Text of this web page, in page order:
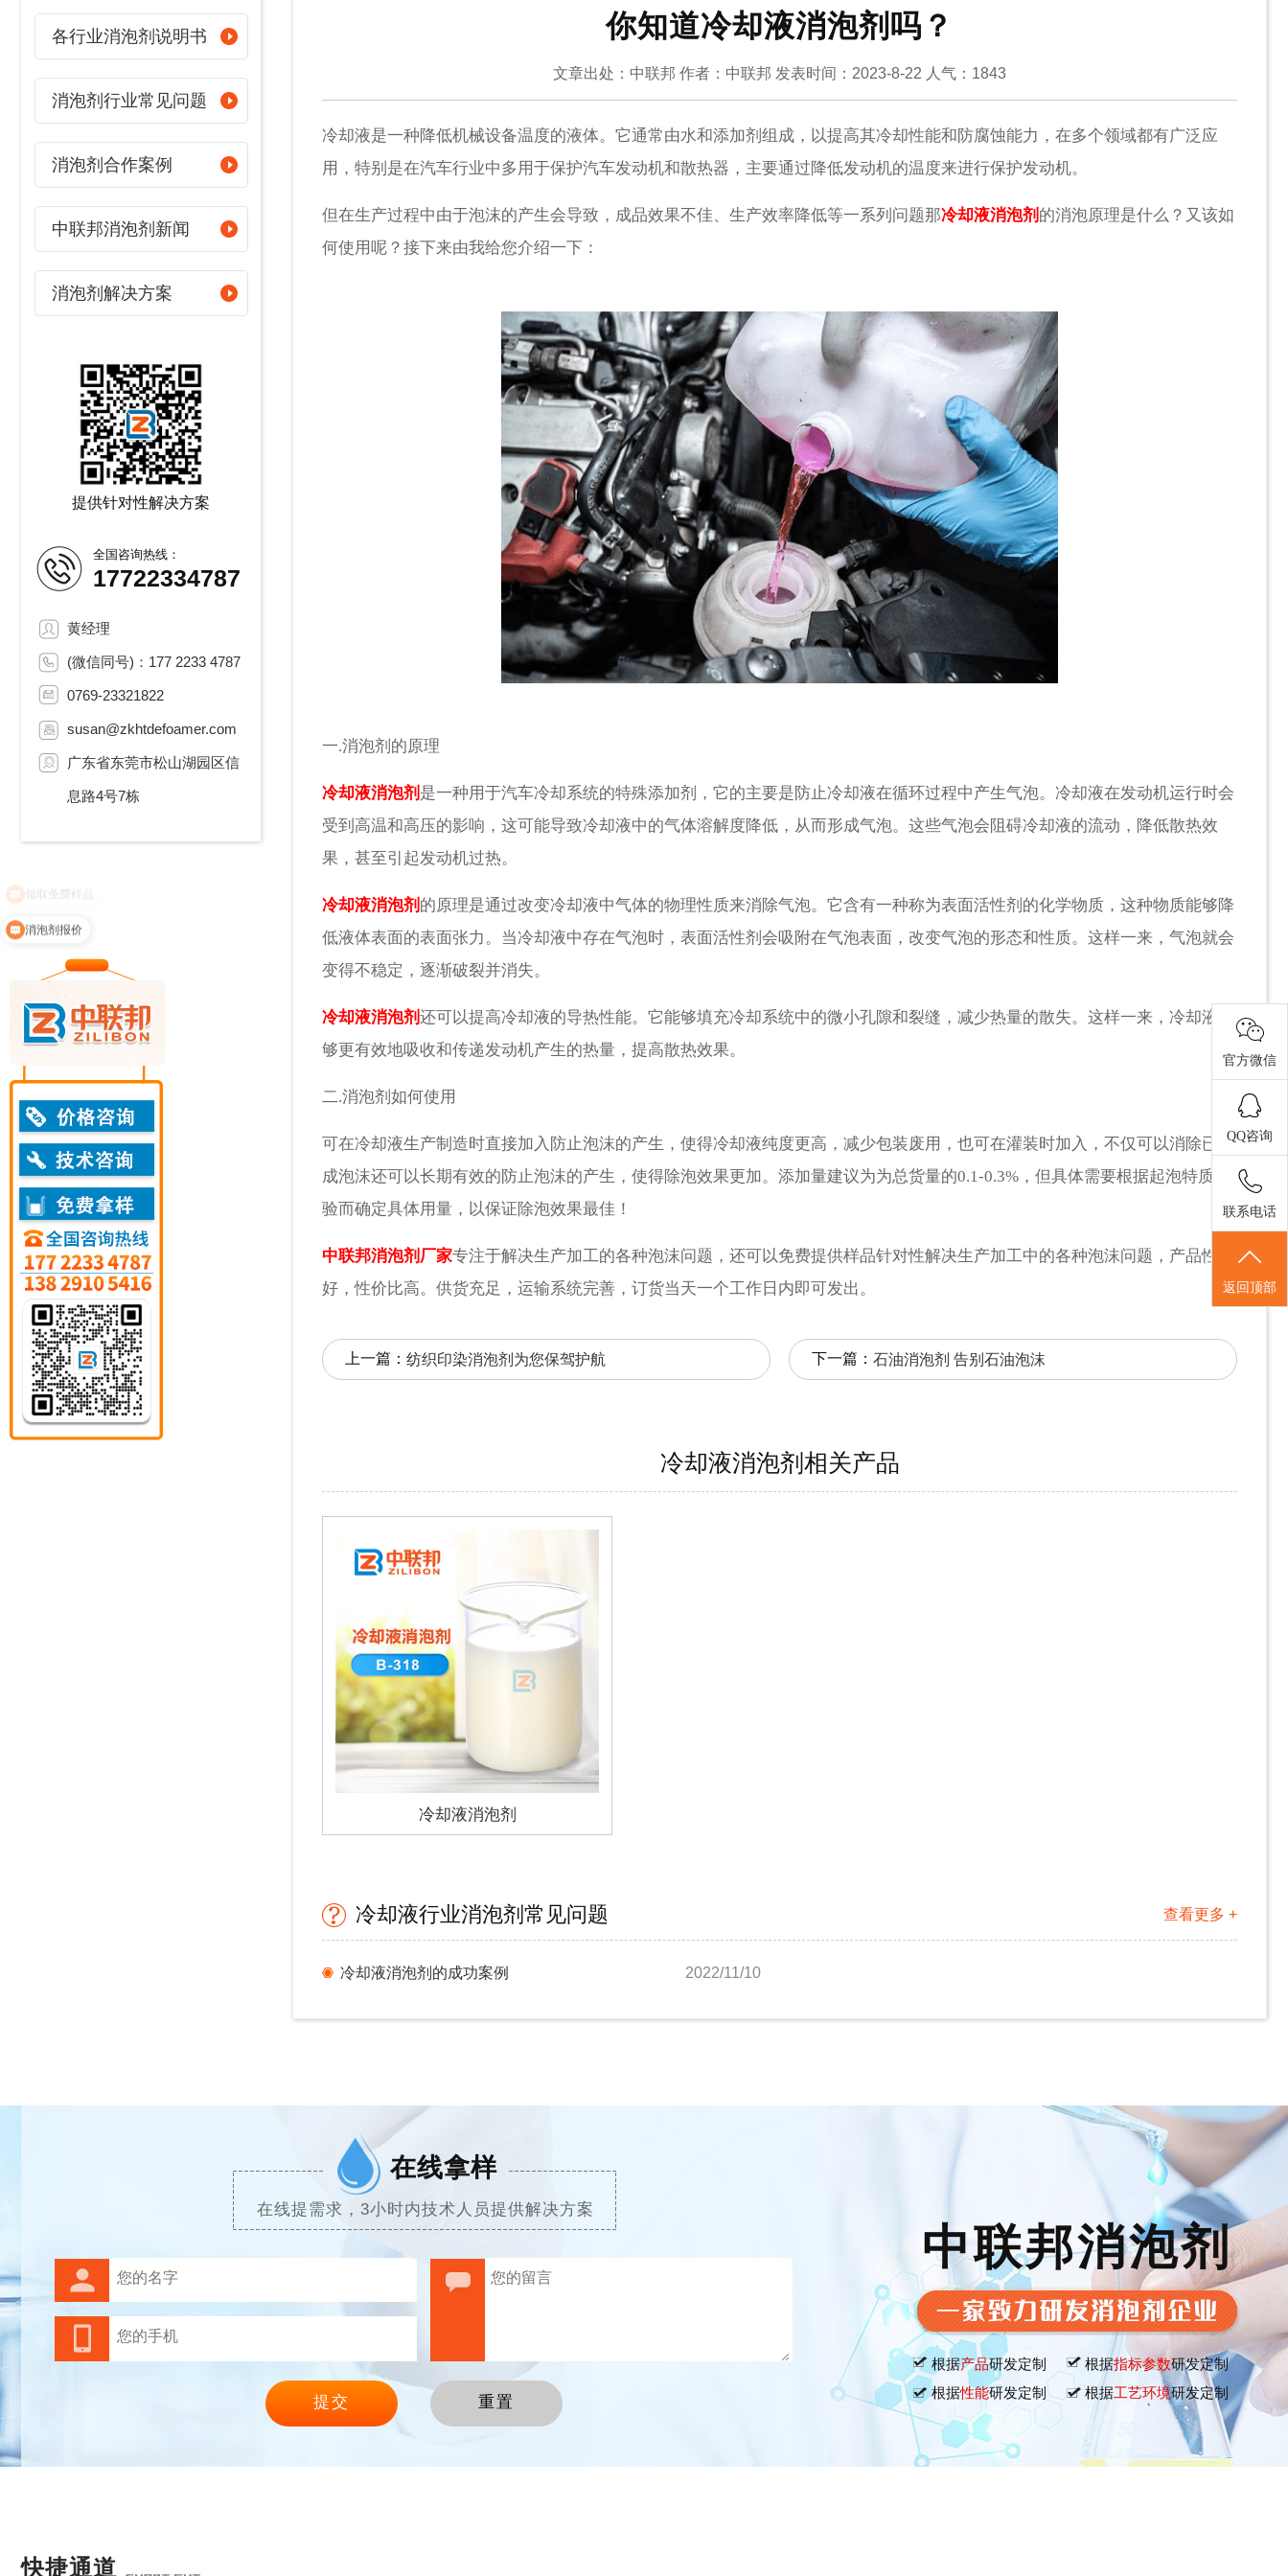
各行业消泡剂说明书
消泡剂行业常见问题
消泡剂合作案例
中联邦消泡剂新闻
消泡剂解决方案
提供针对性解决方案
全国咨询热线：
17722334787
黄经理
(微信同号)：177 2233 4787
0769-23321822
susan@zkhtdefoamer.com
广东省东莞市松山湖园区信
息路4号7栋
你知道冷却液消泡剂吗？
文章出处：中联邦 作者：中联邦 发表时间：2023-8-22 人气： 1843
冷却液是一种降低机械设备温度的液体。它通常由水和添加剂组成，以提高其冷却性能和防腐蚀能力，在多个领域都有广泛应
用，特别是在汽车行业中多用于保护汽车发动机和散热器，主要通过降低发动机的温度来进行保护发动机。
但在生产过程中由于泡沫的产生会导致，成品效果不佳、生产效率降低等一系列问题那冷却液消泡剂 的消泡原理是什么？又该如
何使用呢？接下来由我给您介绍一下：
一.消泡剂的原理
冷却液消泡剂 是一种用于汽车冷却系统的特殊添加剂，它的主要是防止冷却液在循环过程中产生气泡。冷却液在发动机运行时会
受到高温和高压的影响，这可能导致冷却液中的气体溶解度降低，从而形成气泡。这些气泡会阻碍冷却液的流动，降低散热效
果，甚至引起发动机过热。
冷却液消泡剂 的原理是通过改变冷却液中气体的物理性质来消除气泡。它含有一种称为表面活性剂的化学物质，这种物质能够降
低液体表面的表面张力。当冷却液中存在气泡时，表面活性剂会吸附在气泡表面，改变气泡的形态和性质。这样一来，气泡就会
变得不稳定，逐渐破裂并消失。
冷却液消泡剂还可以提高冷却液的导热性能。它能够填充冷却系统中的微小孔隙和裂缝，减少热量的散失。这样一来，冷却液能
够更有效地吸收和传递发动机产生的热量，提高散热效果。
二.消泡剂如何使用
可在冷却液生产制造时直接加入防止泡沫的产生，使得冷却液纯度更高，减少包装废用，也可在灌装时加入，不仅可以消除已形
成泡沫还可以长期有效的防止泡沫的产生，使得除泡效果更加。添加量建议为为总货量的0.1-0.3%，但具体需要根据起泡特质试
验而确定具体用量，以保证除泡效果最佳！
中联邦消泡剂厂家专注于解决生产加工的各种泡沫问题，还可以免费提供样品针对性解决生产加工中的各种泡沫问题，产品性能
好，性价比高。供货充足，运输系统完善，订货当天一个工作日内即可发出。
上一篇： 纺织印染消泡剂为您保驾护航 下一篇： 石油消泡剂 告别石油泡沫
冷却液消泡剂相关产品
冷却液消泡剂
冷却液行业消泡剂常见问题 查看更多 +
冷却液消泡剂的成功案例 2022/11/10
在线拿样
在线提需求，3小时内技术人员提供解决方案
中联邦消泡剂
根据产品研发定制 根据指标参数研发定制
根据性能研发定制 根据工艺环境研发定制
快捷通道
官方微信
QQ咨询
联系电话
返回顶部
消泡剂报价